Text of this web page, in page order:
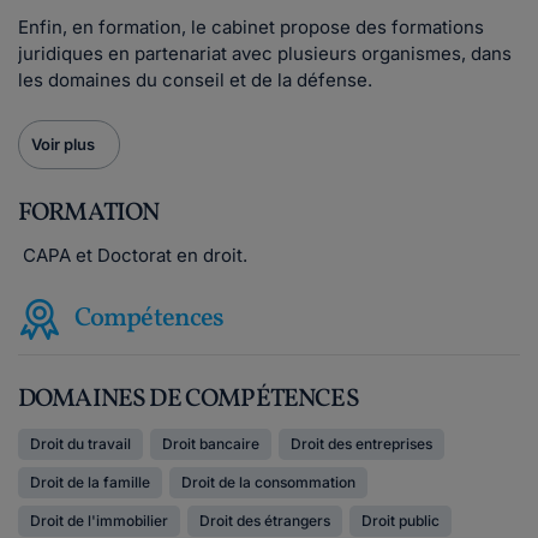
Enfin, en formation, le cabinet propose des formations
juridiques en partenariat avec plusieurs organismes, dans
les domaines du conseil et de la défense.
Voir plus
FORMATION
CAPA et Doctorat en droit.
Compétences
DOMAINES DE COMPÉTENCES
Droit du travail Droit bancaire Droit des entreprises
Droit de la famille Droit de la consommation
Droit de l'immobilier Droit des étrangers Droit public